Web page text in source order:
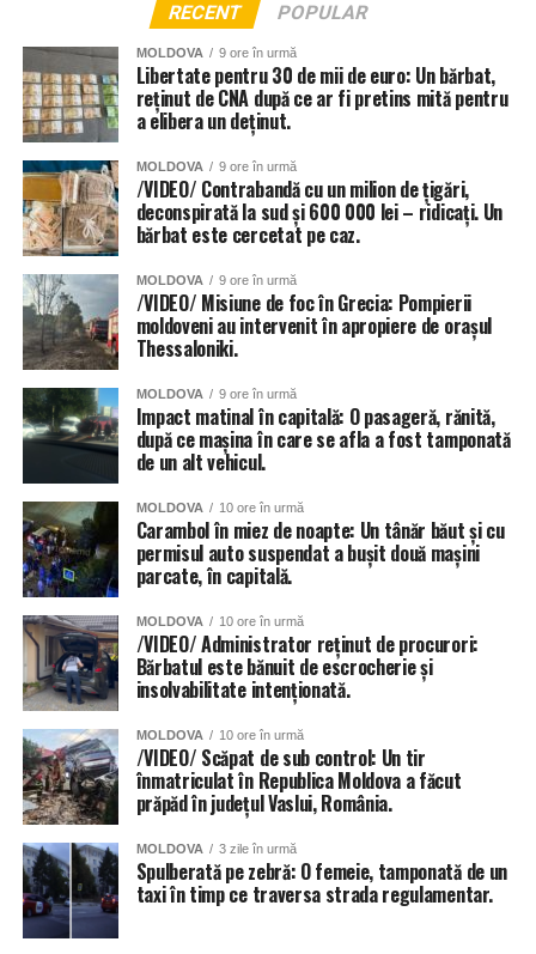
RECENT POPULAR
MOLDOVA 9 ore în urmă
Libertate pentru 30 de mii de euro: Un bărbat,
reținut de CNA după ce ar fi pretins mită pentru
a elibera un deținut.
MOLDOVA 9 ore în urmă
/VIDEO/ Contrabandă cu un milion de țigări,
deconspirată la sud și 600 000 lei – ridicați. Un
bărbat este cercetat pe caz.
MOLDOVA 9 ore în urmă
/VIDEO/ Misiune de foc în Grecia: Pompierii
moldoveni au intervenit în apropiere de orașul
Thessaloniki.
MOLDOVA 9 ore în urmă
Impact matinal în capitală: O pasageră, rănită,
după ce mașina în care se afla a fost tamponată
de un alt vehicul.
MOLDOVA 10 ore în urmă
Carambol în miez de noapte: Un tânăr băut și cu
permisul auto suspendat a bușit două mașini
parcate, în capitală.
MOLDOVA 10 ore în urmă
/VIDEO/ Administrator reținut de procurori:
Bărbatul este bănuit de escrocherie și
insolvabilitate intenționată.
MOLDOVA 10 ore în urmă
/VIDEO/ Scăpat de sub control: Un tir
înmatriculat în Republica Moldova a făcut
prăpăd în județul Vaslui, România.
MOLDOVA 3 zile în urmă
Spulberată pe zebră: O femeie, tamponată de un
taxi în timp ce traversa strada regulamentar.